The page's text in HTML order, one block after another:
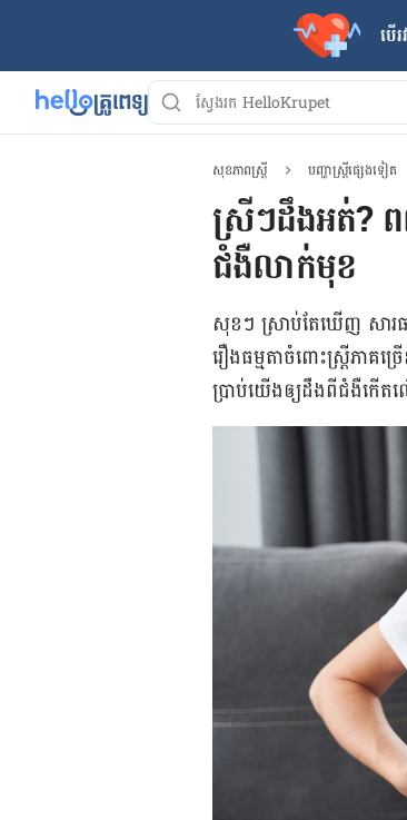
បើ
សុខភាពស្ត្រី បញ្ហាស្ត្រីផ្សេងទៀត
ស្រីៗដឹងអត់?
ជំងឺលាក់មុខ
សុខ​ៗ ស្រាប់​តែ​ឃើញ សារធា
រឿង​ធម្មតា​ចំពោះ​ស្ត្រី​ភា
ប្រាប់​យើង​ឲ្យ​ដឹង​ពី​ជំងឺ​កើត​